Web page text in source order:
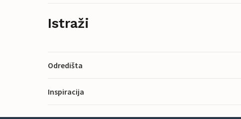
Istraži
Odredišta
Inspiracija